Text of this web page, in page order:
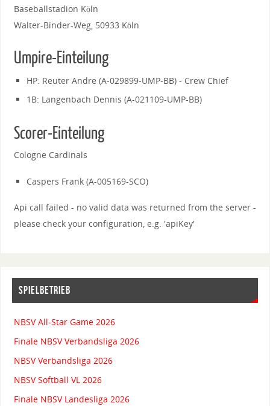
Baseballstadion Köln
Walter-Binder-Weg, 50933 Köln
Umpire-Einteilung
HP: Reuter Andre (A-029899-UMP-BB) - Crew Chief
1B: Langenbach Dennis (A-021109-UMP-BB)
Scorer-Einteilung
Cologne Cardinals
Caspers Frank (A-005169-SCO)
Api call failed - no valid data was returned from the server -
please check your configuration, e.g. 'apiKey'
SPIELBETRIEB
NBSV All-Star Game 2026
Finale NBSV Verbandsliga 2026
NBSV Verbandsliga 2026
NBSV Softball VL 2026
Finale NBSV Landesliga 2026